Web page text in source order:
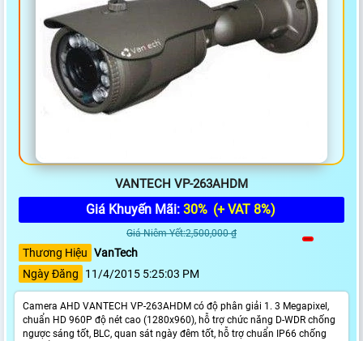
VANTECH VP-263AHDM
Giá Khuyến Mãi: 30% (+ VAT 8%)
Giá Niêm Yết:2,500,000 ₫
Thương Hiệu VanTech
Ngày Đăng
11/4/2015 5:25:03 PM
Camera AHD VANTECH VP-263AHDM có độ phân giải 1. 3 Megapixel,
chuẩn HD 960P độ nét cao (1280x960), hỗ trợ chức năng D-WDR chống
ngược sáng tốt, BLC, quan sát ngày đêm tốt, hỗ trợ chuẩn IP66 chống